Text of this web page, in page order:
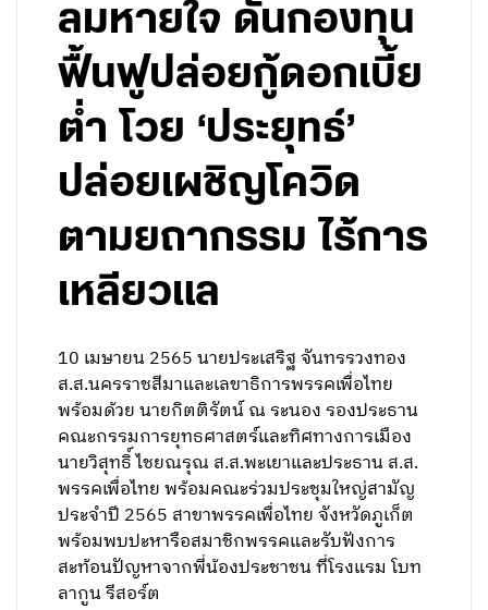
ลมหายใจ ดันกองทุน
ฟื้นฟูปล่อยกู้ดอกเบี้ย
ต่ำ โวย ‘ประยุทธ์’
ปล่อยเผชิญโควิด
ตามยถากรรม ไร้การ
เหลียวแล
10 เมษายน 2565 นายประเสริฐ จันทรรวงทอง
ส.ส.นครราชสีมาและเลขาธิการพรรคเพื่อไทย
พร้อมด้วย นายกิตติรัตน์ ณ ระนอง รองประธาน
คณะกรรมการยุทธศาสตร์และทิศทางการเมือง
นายวิสุทธิ์ ไชยณรุณ ส.ส.พะเยาและประธาน ส.ส.
พรรคเพื่อไทย พร้อมคณะร่วมประชุมใหญ่สามัญ
ประจำปี 2565 สาขาพรรคเพื่อไทย จังหวัดภูเก็ต
พร้อมพบปะหารือสมาชิกพรรคและรับฟังการ
สะท้อนปัญหาจากพี่น้องประชาชน ที่โรงแรม โบท
ลากูน รีสอร์ต